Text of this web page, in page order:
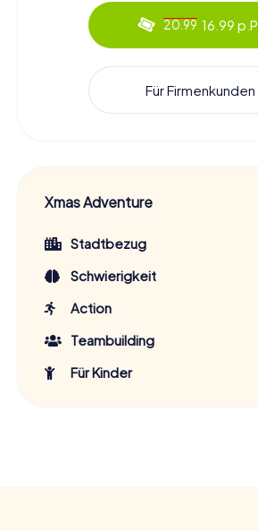
20.99 16.99 p.P.
Für Firmenkunden
Xmas Adventure
Stadtbezug
Schwierigkeit
Action
Teambuilding
Für Kinder